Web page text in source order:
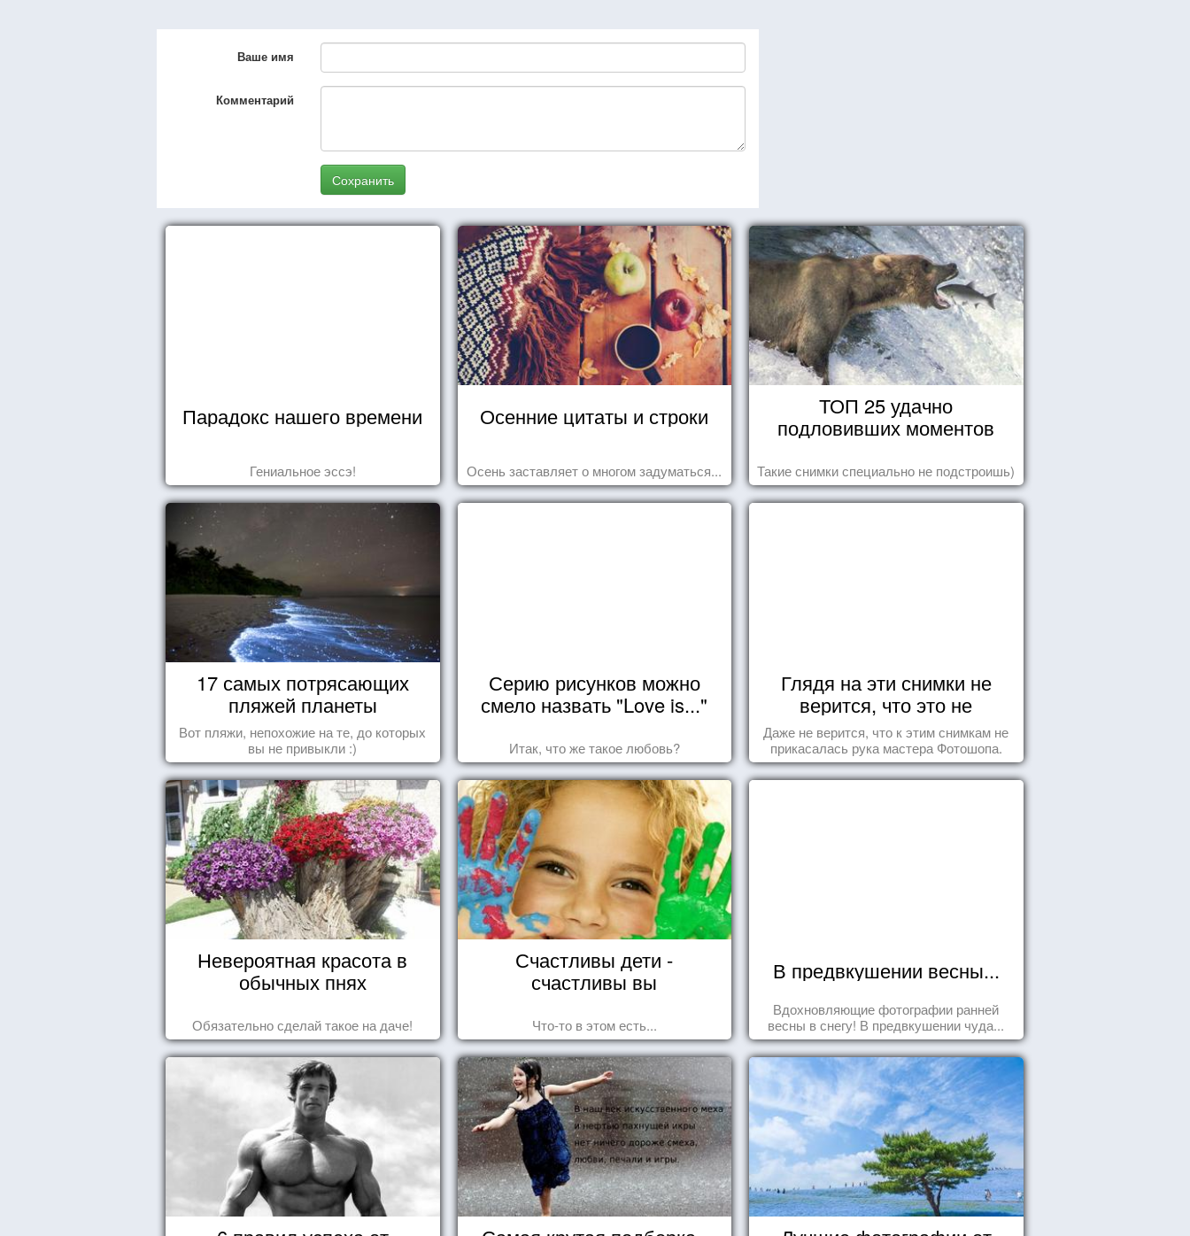
Ваше имя
Комментарий
Сохранить
Парадокс нашего времени
Гениальное эссэ!
Осенние цитаты и строки
Осень заставляет о многом задуматься...
ТОП 25 удачно
подловивших моментов
Такие снимки специально не подстроишь)
17 самых потрясающих
пляжей планеты
Вот пляжи, непохожие на те, до которых
вы не привыкли :)
Серию рисунков можно
смело назвать "Love is..."
Итак, что же такое любовь?
Глядя на эти снимки не
верится, что это не
Фотошоп!
Даже не верится, что к этим снимкам не
прикасалась рука мастера Фотошопа.
Невероятная красота в
обычных пнях
Обязательно сделай такое на даче!
Счастливы дети -
счастливы вы
Что-то в этом есть...
В предвкушении весны...
Вдохновляющие фотографии ранней
весны в снегу! В предвкушении чуда...